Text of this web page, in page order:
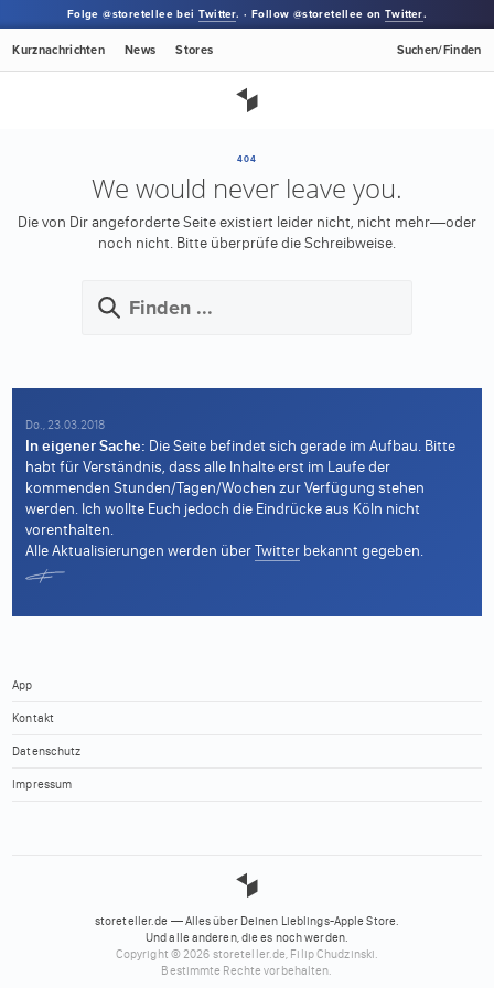
Folge @storetellee beiTwitter. · Follow @storetellee onTwitter.
Kurznachrichten News Stores Suchen/Finden
404
We would never leave you.
Die von Dir angeforderte Seite existiert leider nicht, nicht mehr—oder
noch nicht. Bitte überprüfe die Schreibweise.
Do., 23.03.2018
In eigener Sache: Die Seite befindet sich gerade im Aufbau. Bitte
habt für Verständnis, dass alle Inhalte erst im Laufe der
kommenden Stunden/Tagen/Wochen zur Verfügung stehen
werden. Ich wollte Euch jedoch die Eindrücke aus Köln nicht
vorenthalten.
Alle Aktualisierungen werden überTwitter bekannt gegeben.
App
Kontakt
Datenschutz
Impressum
storeteller.de — Alles über Deinen Lieblings-Apple Store.
Und alle anderen, die es noch werden.
Copyright © 2026 storeteller.de, Filip Chudzinski.
Bestimmte Rechte vorbehalten.